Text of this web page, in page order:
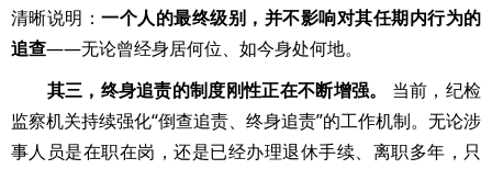
清晰说明：一个人的最终级别，并不影响对其任期内行为的
追查——无论曾经身居何位、如今身处何地。
其三，终身追责的制度刚性正在不断增强。
当前，纪检
监察机关持续强化“倒查追责、终身追责”的工作机制。无论涉
事人员是在职在岗，还是已经办理退休手续、离职多年，只